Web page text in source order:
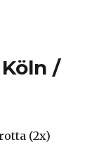
/
(2x)